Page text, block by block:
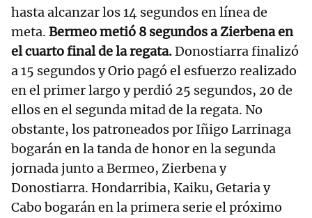
hasta alcanzar los 14 segundos en línea de
meta. Bermeo metió 8 segundos a Zierbena en
el cuarto final de la regata.Donostiarra finalizó
a 15 segundos y Orio pagó el esfuerzo realizado
en el primer largo y perdió 25 segundos, 20 de
ellos en el segunda mitad de la regata. No
obstante, los patroneados por Iñigo Larrinaga
bogarán en la tanda de honor en la segunda
jornada junto a Bermeo, Zierbena y
Donostiarra. Hondarribia, Kaiku, Getaria y
Cabo bogarán en la primera serie el próximo